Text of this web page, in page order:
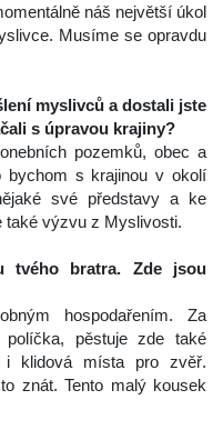
náš největší úkol
Musíme se opravdu
myslivců a dostali jste
s úpravou krajiny?
pozemků, obec a
bychom s krajinou v okolí
své představy a ke
také výzvu z Myslivosti.
tvého bratra. Zde jsou
hospodařením. Za
pěstuje zde také
klidová místa pro zvěř.
znát. Tento malý kousek